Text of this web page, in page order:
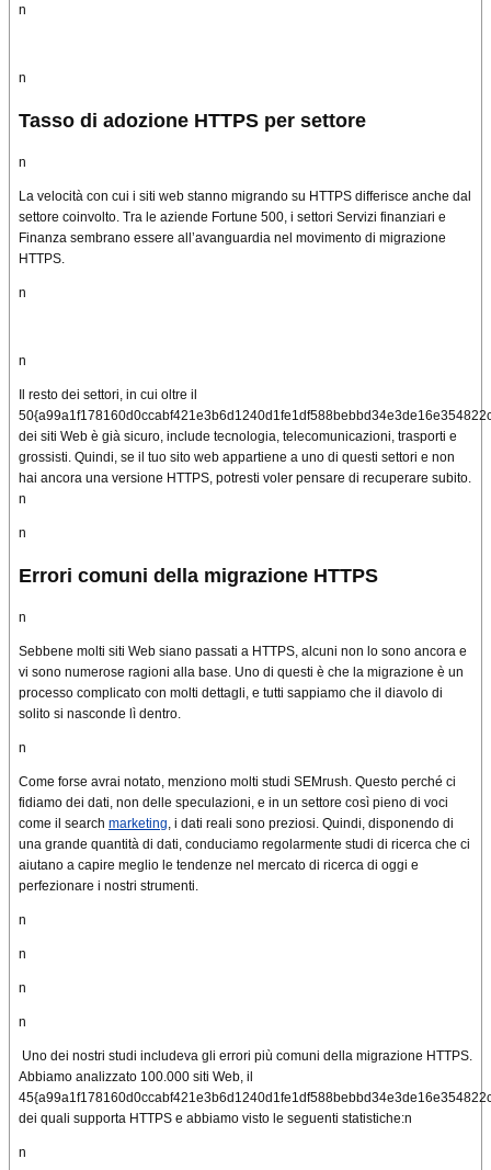
n
n
Tasso di adozione HTTPS per settore
n
La velocità con cui i siti web stanno migrando su HTTPS differisce anche dal
settore coinvolto. Tra le aziende Fortune 500, i settori Servizi finanziari e
Finanza sembrano essere all’avanguardia nel movimento di migrazione
HTTPS.
n
n
Il resto dei settori, in cui oltre il
dei siti Web è già sicuro, include tecnologia, telecomunicazioni, trasporti e
grossisti. Quindi, se il tuo sito web appartiene a uno di questi settori e non
hai ancora una versione HTTPS, potresti voler pensare di recuperare subito.
n
n
Errori comuni della migrazione HTTPS
n
Sebbene molti siti Web siano passati a HTTPS, alcuni non lo sono ancora e
vi sono numerose ragioni alla base. Uno di questi è che la migrazione è un
processo complicato con molti dettagli, e tutti sappiamo che il diavolo di
solito si nasconde lì dentro.
n
Come forse avrai notato, menziono molti studi SEMrush. Questo perché ci
fidiamo dei dati, non delle speculazioni, e in un settore così pieno di voci
come il search marketing , i dati reali sono preziosi. Quindi, disponendo di
una grande quantità di dati, conduciamo regolarmente studi di ricerca che ci
aiutano a capire meglio le tendenze nel mercato di ricerca di oggi e
perfezionare i nostri strumenti.
n
n
n
n
Uno dei nostri studi includeva gli errori più comuni della migrazione HTTPS.
Abbiamo analizzato 100.000 siti Web, il
dei quali supporta HTTPS e abbiamo visto le seguenti statistiche:n
n